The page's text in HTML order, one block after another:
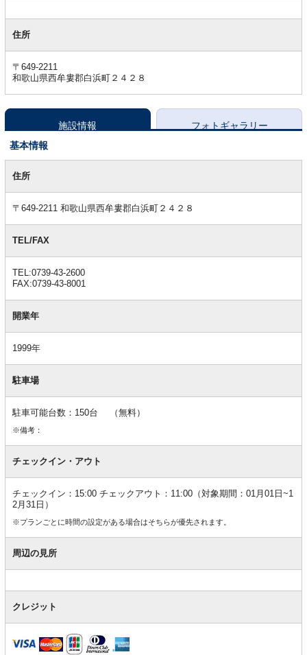
住所
〒649-2211
和歌山県西牟婁郡白浜町２４２８
施設情報
フォトギャラリー
基本情報
本住所
〒649-2211 和歌山県西牟婁郡白浜町２４２８
TEL/FAX
TEL:0739-43-2600
FAX:0739-43-8001
開業年
1999年
駐車場
駐車可能台数：150台 （無料）
※備考：
チェックイン・アウト
チェックイン：15:00 チェックアウト：11:00（対象期間：01月01日~1
2月31日）
※プランごとに時間の設定がある場合はそちらが優先されます。
周辺の見所
クレジット